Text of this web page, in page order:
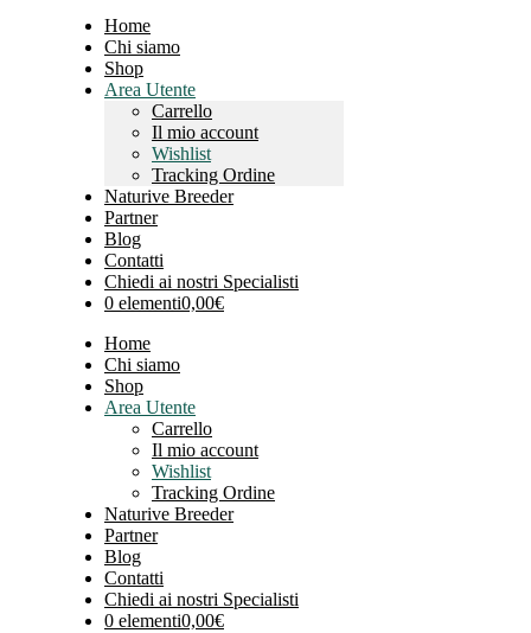
Home
Chi siamo
Shop
Area Utente
Carrello
Il mio account
Wishlist
Tracking Ordine
Naturive Breeder
Partner
Blog
Contatti
Chiedi ai nostri Specialisti
0 elementi0,00€
Home
Chi siamo
Shop
Area Utente
Carrello
Il mio account
Wishlist
Tracking Ordine
Naturive Breeder
Partner
Blog
Contatti
Chiedi ai nostri Specialisti
0 elementi0,00€